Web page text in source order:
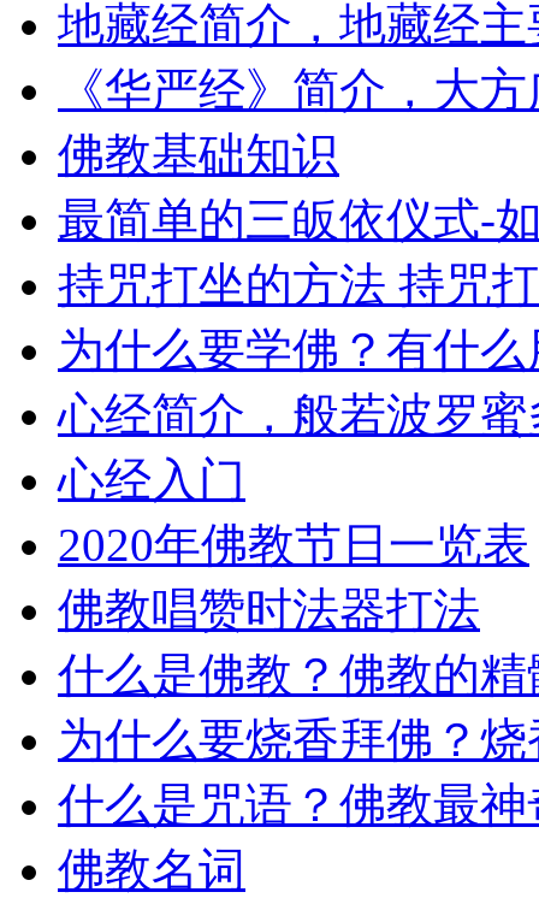
地藏经简介，地藏经
《华严经》简介，大
佛教基础知识
最简单的三皈依仪式-
持咒打坐的方法 持咒
为什么要学佛？有什
心经简介，般若波罗
心经入门
2020年佛教节日一览表
佛教唱赞时法器打法
什么是佛教？佛教的
为什么要烧香拜佛？
什么是咒语？佛教最
佛教名词